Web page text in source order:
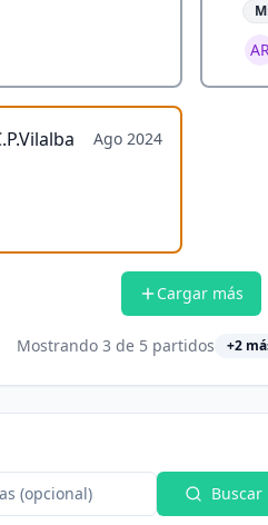
Ago 2024
Cargar más
Mostrando 3 de 5 partidos +2
(opcional) Buscar